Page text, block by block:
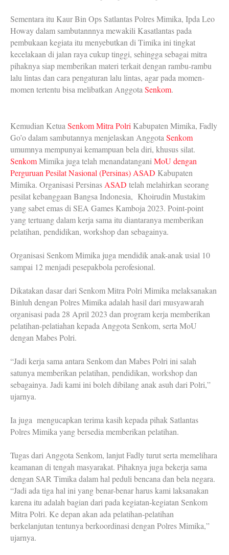
Sementara itu Kaur Bin Ops Satlantas Polres Mimika, Ipda Leo
Howay dalam sambutannnya mewakili Kasatlantas pada
pembukaan kegiata itu menyebutkan di Timika ini tingkat
kecelakaan di jalan raya cukup tinggi, sehingga sebagai mitra
pihaknya siap memberikan materi terkait dengan rambu-rambu
lalu lintas dan cara pengaturan lalu lintas, agar pada momen-
momen tertentu bisa melibatkan Anggota Senkom.
Kemudian Ketua Senkom Mitra Polri Kabupaten Mimika, Fadly
Go’o dalam sambutannya menjelaskan Anggota Senkom
umumnya mempunyai kemampuan bela diri, khusus silat.
SenkomMimika juga telah menandatangani MoU dengan
Perguruan Pesilat Nasional (Persinas) ASAD Kabupaten
Mimika. Organisasi Persinas ASAD telah melahirkan seorang
pesilat kebanggaan Bangsa Indonesia, Khoirudin Mustakim
yang sabet emas di SEA Games Kamboja 2023. Point-point
yang tertuang dalam kerja sama itu diantaranya memberikan
pelatihan, pendidikan, workshop dan sebagainya.
Organisasi Senkom Mimika juga mendidik anak-anak usial 10
sampai 12 menjadi pesepakbola perofesional.
Dikatakan dasar dari Senkom Mitra Polri Mimika melaksanakan
Binluh dengan Polres Mimika adalah hasil dari musyawarah
organisasi pada 28 April 2023 dan program kerja memberikan
pelatihan-pelatiahan kepada Anggota Senkom, serta MoU
dengan Mabes Polri.
“Jadi kerja sama antara Senkom dan Mabes Polri ini salah
satunya memberikan pelatihan, pendidikan, workshop dan
sebagainya. Jadi kami ini boleh dibilang anak asuh dari Polri,”
ujarnya.
Ia juga mengucapkan terima kasih kepada pihak Satlantas
Polres Mimika yang bersedia memberikan pelatihan.
Tugas dari Anggota Senkom, lanjut Fadly turut serta memelihara
keamanan di tengah masyarakat. Pihaknya juga bekerja sama
dengan SAR Timika dalam hal peduli bencana dan bela negara.
“Jadi ada tiga hal ini yang benar-benar harus kami laksanakan
karena itu adalah bagian dari pada kegiatan-kegiatan Senkom
Mitra Polri. Ke depan akan ada pelatihan-pelatihan
berkelanjutan tentunya berkoordinasi dengan Polres Mimika,”
ujarnya.